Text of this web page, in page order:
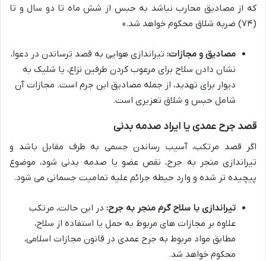
که از مصادیق محارب نباشد به حبس از شش ماه تا دو سال و تا
(۷۴) ضربه شلاق محکوم خواهد شد.»
مصادیق و مجازات: تیراندازی هوایی به قصد ترساندن در دعوا،
نشان دادن سلاح برای مرعوب کردن طرفین نزاع، یا شلیک به
دیوار برای تهدید، از جمله مصادیق این جرم است. مجازات آن
شامل حبس و شلاق تعزیری است.
قصد جرح عمدی یا ایراد صدمه بدنی
اگر قصد مرتکب، آسیب رساندن جسمی به طرف مقابل باشد و
تیراندازی منجر به جرح، نقص عضو یا صدمه بدنی شود، موضوع
پیچیده تر شده و وارد حیطه جرائم علیه تمامیت جسمانی می شود.
تیراندازی با سلاح گرم منجر به جرح: در این حالت، مرتکب
علاوه بر مجازات های مربوط به حمل یا استفاده از سلاح،
مطابق مواد مربوط به جرح عمدی در قانون مجازات اسلامی،
محکوم خواهد شد.